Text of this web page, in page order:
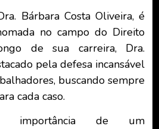
Bárbara Costa Oliveira, é
no campo do Direito
de sua carreira, Dra.
pela defesa incansável
buscando sempre
cada caso.
importância de um